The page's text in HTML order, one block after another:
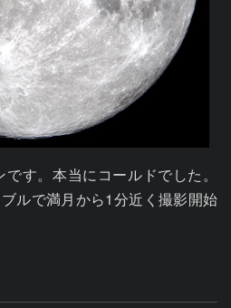
す。本当にコールドでした。
ルで満月から1分近く撮影開始